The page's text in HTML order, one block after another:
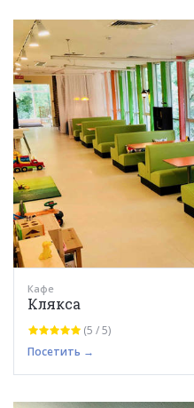
Кафе
Клякса
(5 / 5)
Посетить →